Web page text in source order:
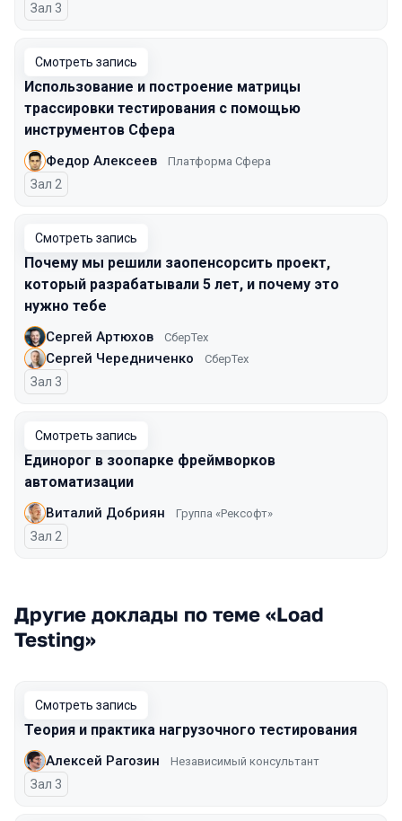
Зал 3
Смотреть запись
Использование и построение матрицы
трассировки тестирования с помощью
инструментов Сфера
Федор Алексеев Платформа Сфера
Зал 2
Смотреть запись
Почему мы решили заопенсорсить проект,
который разрабатывали 5 лет, и почему это
нужно тебе
Сергей Артюхов СберТех
Сергей Чередниченко СберТех
Зал 3
Смотреть запись
Единорог в зоопарке фреймворков
автоматизации
Виталий Добриян Группа «Рексофт»
Зал 2
Другие доклады по теме «Load
Testing»
Смотреть запись
Теория и практика нагрузочного тестирования
Алексей Рагозин Независимый консультант
Зал 3